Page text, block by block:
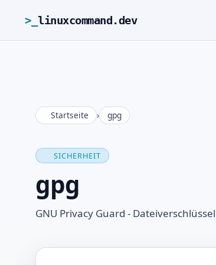
>_ linuxcommand.dev
Startseite › gpg
SICHERHEIT
gpg
GNU Privacy Guard -